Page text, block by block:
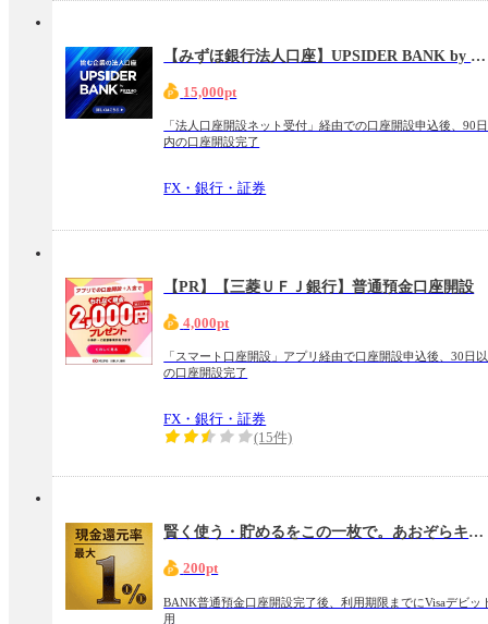
【みずほ銀行法人口座】UPSIDER BANK by MIZUHO
15,000pt
「法人口座開設ネット受付」経由での口座開設申込後、90
内の口座開設完了
FX・銀行・証券
【PR】【三菱ＵＦＪ銀行】普通預金口座開設
4,000pt
「スマート口座開設」アプリ経由で口座開設申込後、30日
の口座開設完了
FX・銀行・証券
(15件)
賢く使う・貯めるをこの一枚で。あおぞらキャッシュカード・プラス（Visaデビッ ト）
200pt
BANK普通預金口座開設完了後、利用期限までにVisaデビッ
用